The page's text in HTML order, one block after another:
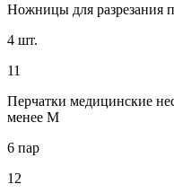
Ножницы для разрезания
4 шт.
11
Перчатки медицинские
менее М
6 пар
12